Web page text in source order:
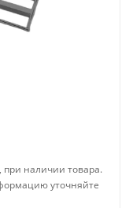
при наличии товара.
уточняйте